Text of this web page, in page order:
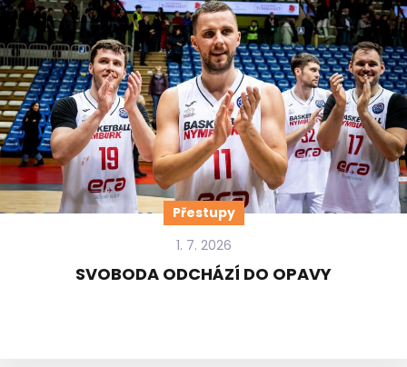
Přestupy
1. 7. 2026
SVOBODA ODCHÁZÍ DO OPAVY